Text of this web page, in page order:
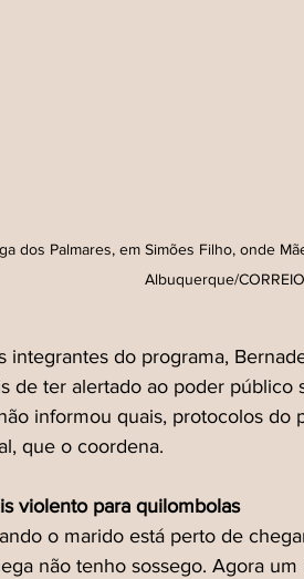
dos Palmares, em Simões Filho, onde
Albuquerque/CORREIO
integrantes do programa,
de ter alertado ao poder público
informou quais, protocolos
que o coordena.
violento para quilombolas
o marido está perto de
não tenho sossego. Agora